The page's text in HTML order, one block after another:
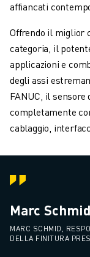
affiancati
Offrendo il miglior
categoria, il
applicazioni e
degli assi
FANUC, il sensore
completamente
cablaggio,
Marc Schmid
MARC SCHMID,
DELLA FINITURA